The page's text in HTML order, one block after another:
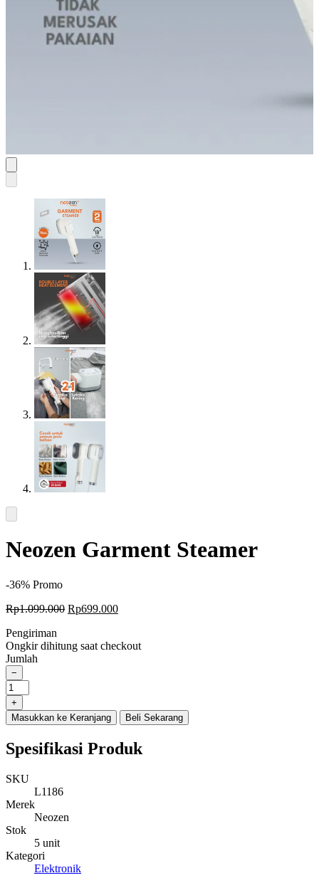
Neozen Garment Steamer
-36% Promo
Rp1.099.000 Original
Rp1.099.000.
Rp699.000Current
Rp699.000.
Pengiriman
Ongkir dihitung saat checkout
Jumlah
−
NEOZEN
GARMENT
STEAMER
quantity
+
Masukkan ke Keranjang
Beli Sekarang
Spesifikasi Produk
SKU
L1186
Merek
Neozen
Stok
5 unit
Kategori
Elektronik